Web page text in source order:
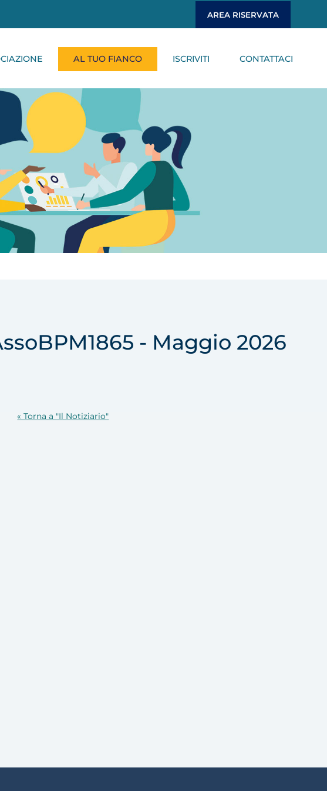
AREA RISERVATA
AL TUO FIANCO ISCRIVITI CONTATTACI
- Maggio 2026
« Torna a "Il Notiziario"